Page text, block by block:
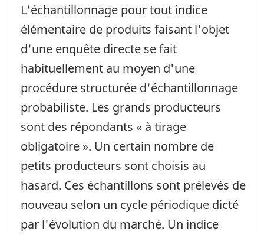
L'échantillonnage pour tout indice
élémentaire de produits faisant l'objet
d'une enquête directe se fait
habituellement au moyen d'une
procédure structurée d'échantillonnage
probabiliste. Les grands producteurs
sont des répondants « à tirage
obligatoire ». Un certain nombre de
petits producteurs sont choisis au
hasard. Ces échantillons sont prélevés de
nouveau selon un cycle périodique dicté
par l'évolution du marché. Un indice